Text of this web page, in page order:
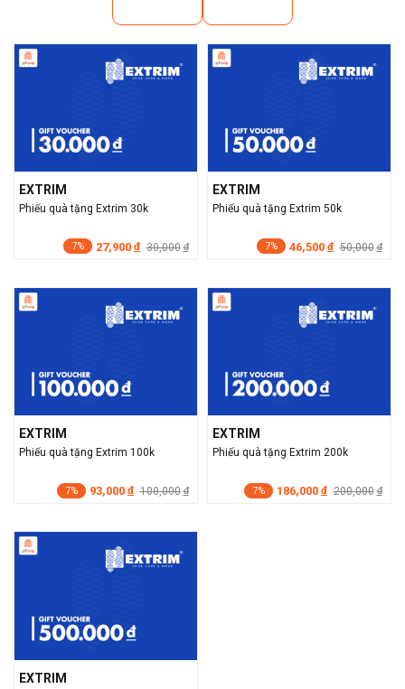
EXTRIM
Phiếu quà tặng Extrim 30k
7% 27,900 đ 30,000 đ
EXTRIM
Phiếu quà tặng Extrim 50k
7% 46,500 đ 50,000 đ
EXTRIM
Phiếu quà tặng Extrim 100k
7% 93,000 đ 100,000 đ
EXTRIM
Phiếu quà tặng Extrim 200k
7% 186,000 đ 200,000 đ
EXTRIM